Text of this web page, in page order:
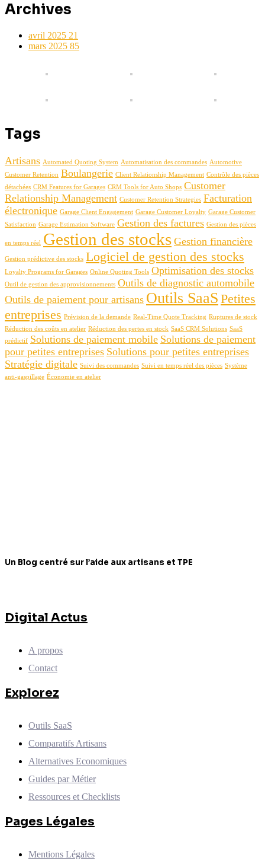
Archives
avril 2025 21
mars 2025 85
Tags
Artisans Automated Quoting System Automatisation des commandes Automotive
Customer Retention Boulangerie Client Relationship Management Contrôle des pièces
détachées CRM Features for Garages CRM Tools for Auto Shops Customer
Relationship Management Customer Retention Strategies Facturation
électronique Garage Client Engagement Garage Customer Loyalty Garage Customer
Satisfaction Garage Estimation Software Gestion des factures Gestion des pièces
en temps réel Gestion des stocks Gestion financière
Gestion prédictive des stocks Logiciel de gestion des stocks
Loyalty Programs for Garages Online Quoting Tools Optimisation des stocks
Outil de gestion des approvisionnements Outils de diagnostic automobile
Outils de paiement pour artisans Outils SaaS Petites
entreprises Prévision de la demande Real-Time Quote Tracking Ruptures de stock
Réduction des coûts en atelier Réduction des pertes en stock SaaS CRM Solutions SaaS
prédictif Solutions de paiement mobile Solutions de paiement
pour petites entreprises Solutions pour petites entreprises
Stratégie digitale Suivi des commandes Suivi en temps réel des pièces Système
anti-gaspillage Économie en atelier
Un Blog centré sur l’aide aux artisans et TPE
Digital Actus
A propos
Contact
Explorez
Outils SaaS
Comparatifs Artisans
Alternatives Economiques
Guides par Métier
Ressources et Checklists
Pages Légales
Mentions Légales